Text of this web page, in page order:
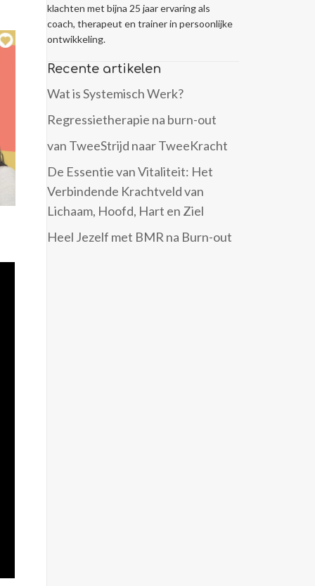
klachten met bijna 25 jaar ervaring als
coach, therapeut en trainer in persoonlijke
ontwikkeling.
Recente artikelen
Wat is Systemisch Werk?
Regressietherapie na burn-out
van TweeStrijd naar TweeKracht
De Essentie van Vitaliteit: Het
Verbindende Krachtveld van
Lichaam, Hoofd, Hart en Ziel
Heel Jezelf met BMR na Burn-out